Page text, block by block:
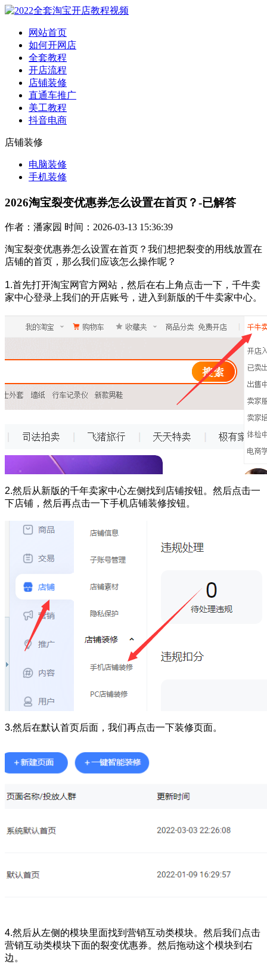
网站首页
如何开网店
全套教程
开店流程
店铺装修
直通车推广
美工教程
抖音电商
店铺装修
电脑装修
手机装修
2026淘宝裂变优惠券怎么设置在首页？-已解答
作者：潘家园 时间：2026-03-13 15:36:39
淘宝裂变优惠券怎么设置在首页？我们想把裂变的用线放置在
店铺的首页，那么我们应该怎么操作呢？
1.首先打开淘宝网官方网站，然后在右上角点击一下，千牛卖
家中心登录上我们的开店账号，进入到新版的千牛卖家中心。
2.然后从新版的千年卖家中心左侧找到店铺按钮。然后点击一
下店铺，然后再点击一下手机店铺装修按钮。
3.然后在默认首页后面，我们再点击一下装修页面。
4.然后从左侧的模块里面找到营销互动类模块。然后我们点击
营销互动类模块下面的裂变优惠券。然后拖动这个模块到右
边。